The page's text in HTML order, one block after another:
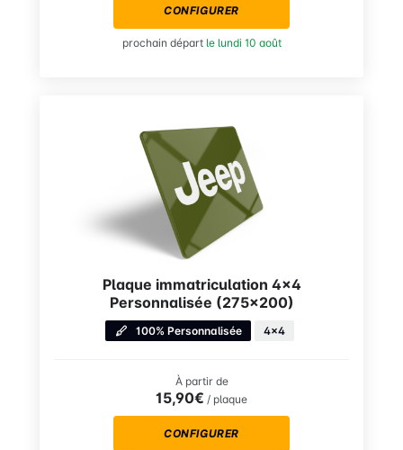
CONFIGURER
prochain départ le lundi 10 août
Plaque immatriculation 4×4
Personnalisée (275×200)
100% Personnalisée 4x4
À partir de
15,90€ / plaque
CONFIGURER